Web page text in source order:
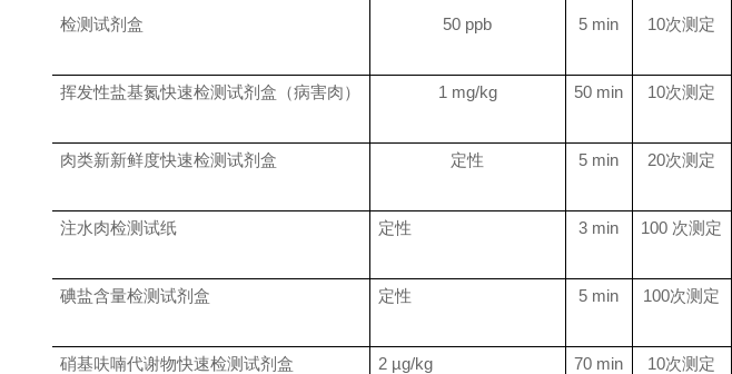
检测试剂盒 50 ppb 5 min 10次测定
挥发性盐基氮快速检测试剂盒（病害肉） 1 mg/kg 50 min 10次测定
肉类新新鲜度快速检测试剂盒 定性 5 min 20次测定
注水肉检测试纸 定性 3 min 100 次测定
碘盐含量检测试剂盒 定性 5 min 100次测定
硝基呋喃代谢物快速检测试剂盒 2 µg/kg 70 min 10次测定